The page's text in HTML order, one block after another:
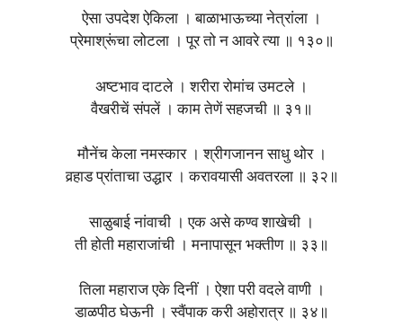
ऐसा उपदेश ऐकिला । बाळाभाऊच्या नेत्रांला ।
प्रेमाश्रूंचा लोटला । पूर तो न आवरे त्या ॥ १३०॥
अष्टभाव दाटले । शरीरा रोमांच उमटले ।
वैखरीचें संपलें । काम तेणें सहजची ॥ ३१॥
मौनेंच केला नमस्कार । श्रीगजानन साधु थोर ।
वर्‍हाड प्रांताचा उद्धार । करावयासी अवतरला ॥ ३२॥
साळुबाई नांवाची । एक असे कण्व शाखेची ।
ती होती महाराजांची । मनापासून भक्तीण ॥ ३३॥
तिला महाराज एके दिनीं । ऐशा परी वदले वाणी ।
डाळपीठ घेऊनी । स्वैंपाक करी अहोरात्र ॥ ३४॥